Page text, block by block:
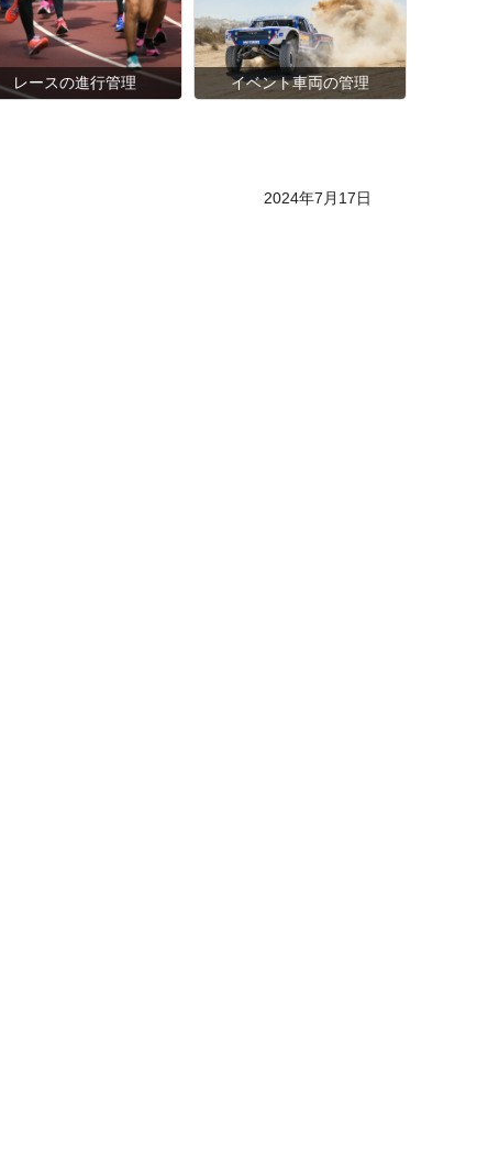
レースの進行管理 イベント車両の管理
2024年7月17日